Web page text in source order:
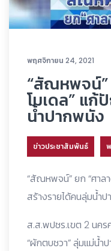
พฤศจิกายน 24, 2021
“สัณหพจน์”
โมเดล” แ
น้ำปากพนัง
ข่าวประชาสัมพันธ์
“สัณหพจน์” ยก “ศาล
สร้างรายได้คนลุ่มน้ำ
ส.ส.พปชร.เขต 2 นค
“ผักตบชวา” ลุ่มแม่น้ำ